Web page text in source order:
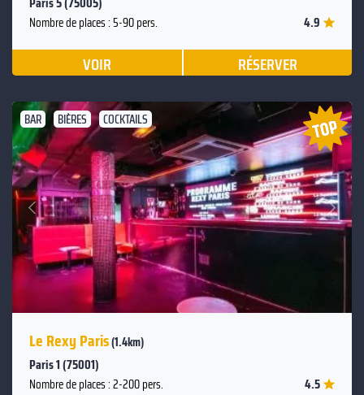
Nombre de places : 5-90 pers. 4.9
VOIR RÉSERVER
BAR BIÈRES COCKTAILS
Précédent
Suivant
Le Rexy Paris(1.4km)
Paris 1 (75001)
Nombre de places : 2-200 pers. 4.5